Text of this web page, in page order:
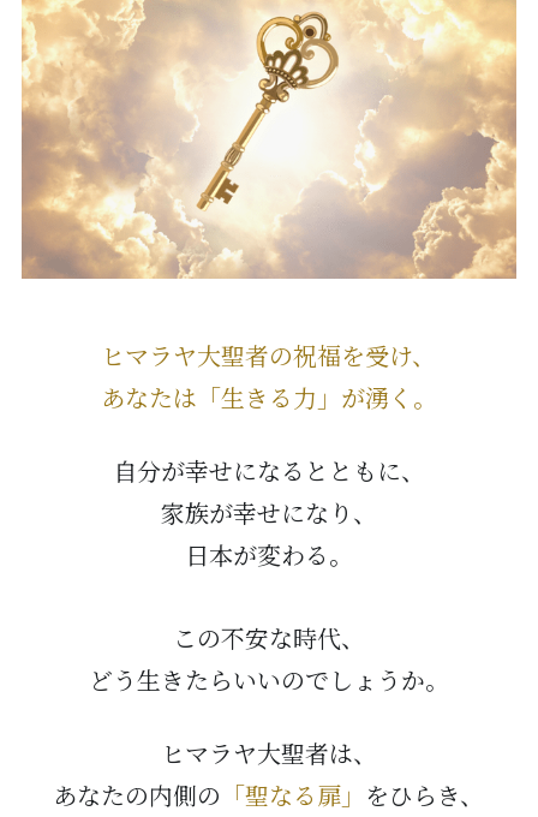
ヒマラヤ大聖者の祝福を受け、
あなたは「生きる力」が湧く。
自分が幸せになるとともに、
家族が幸せになり、
日本が変わる。
この不安な時代、
どう生きたらいいのでしょうか。
ヒマラヤ大聖者は、
あなたの内側の 「聖なる扉」 をひらき、